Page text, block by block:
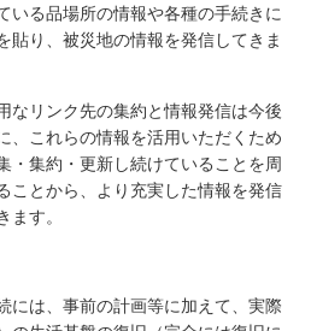
いる品場所の情報や各種の手続きに
貼り、被災地の情報を発信してきま
なリンク先の集約と情報発信は今後
、これらの情報を活用いただくため
・集約・更新し続けていることを周
ことから、より充実した情報を発信
ます。
には、事前の計画等に加えて、実際